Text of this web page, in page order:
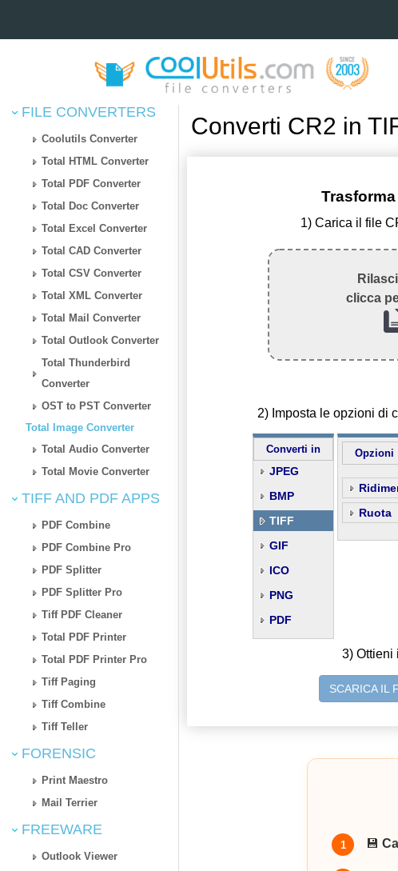
FILE CONVERTERS
Coolutils Converter
Total HTML Converter
Total PDF Converter
Total Doc Converter
Total Excel Converter
Total CAD Converter
Total CSV Converter
Total XML Converter
Total Mail Converter
Total Outlook Converter
Total Thunderbird
Converter
OST to PST Converter
Total Image Converter
Total Audio Converter
Total Movie Converter
TIFF AND PDF APPS
PDF Combine
PDF Combine Pro
PDF Splitter
PDF Splitter Pro
Tiff PDF Cleaner
Total PDF Printer
Total PDF Printer Pro
Tiff Paging
Tiff Combine
Tiff Teller
FORENSIC
Print Maestro
Mail Terrier
FREEWARE
Outlook Viewer
Converti CR2 in
Trasforma
1) Carica il file
clicca
2) Imposta le opzioni di
Converti in
JPEG
BMP
TIFF
GIF
ICO
PNG
PDF
Opzioni
Ruota
3) Ottieni
SCARICA IL
1 💾